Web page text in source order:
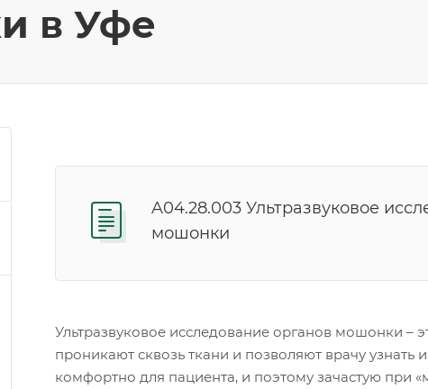
в Уфе
A04.28.003 Ультразвуковое
мошонки
Ультразвуковое исследование органов мошонки –
проникают сквозь ткани и позволяют врачу
комфортно для пациента, и поэтому зачастую при